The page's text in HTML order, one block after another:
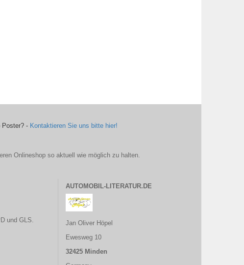
Poster? - Kontaktieren Sie uns bitte hier!
Onlineshop so aktuell wie möglich zu halten.
und GLS.
AUTOMOBIL-LITERATUR.DE
Jan Oliver Höpel
Ewesweg 10
32425 Minden